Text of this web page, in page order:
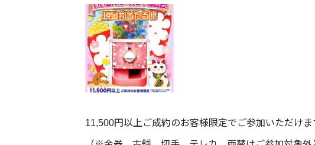
11,500円以上ご成約のお客様限定でご参加いただけま